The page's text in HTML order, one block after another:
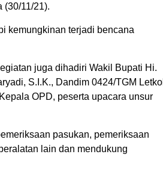
(30/11/21).
kemungkinan terjadi bencana
juga dihadiri Wakil Bupati Hi.
S.I.K., Dandim 0424/TGM Letkol
OPD, peserta upacara unsur
pasukan, pemeriksaan
lain dan mendukung